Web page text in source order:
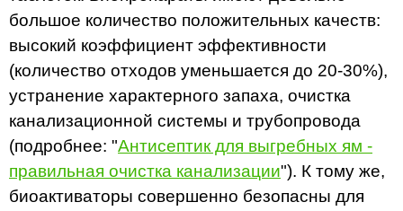
большое количество положительных качеств:
высокий коэффициент эффективности
(количество отходов уменьшается до 20-30%),
устранение характерного запаха, очистка
канализационной системы и трубопровода
(подробнее: "Антисептик для выгребных ям -
правильная очистка канализации"). К тому же,
биоактиваторы совершенно безопасны для